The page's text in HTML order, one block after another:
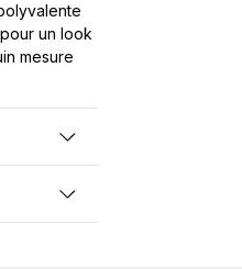
un look
mesure